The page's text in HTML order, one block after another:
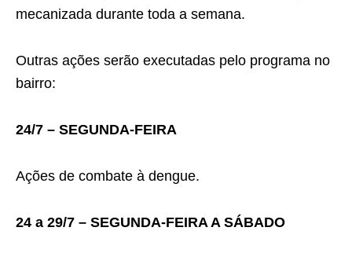
mecanizada durante toda a semana.
Outras ações serão executadas pelo programa no
bairro:
24/7 – SEGUNDA-FEIRA
Ações de combate à dengue.
24 a 29/7 – SEGUNDA-FEIRA A SÁBADO